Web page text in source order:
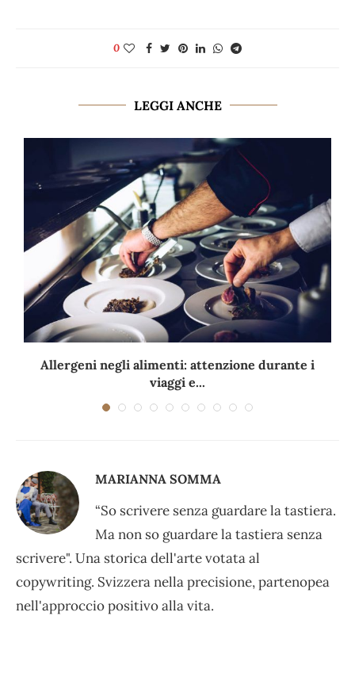
0
LEGGI ANCHE
Allergeni negli alimenti: attenzione durante i
viaggi e...
MARIANNA SOMMA
“So scrivere senza guardare la tastiera.
Ma non so guardare la tastiera senza
scrivere". Una storica dell'arte votata al
copywriting. Svizzera nella precisione, partenopea
nell'approccio positivo alla vita.